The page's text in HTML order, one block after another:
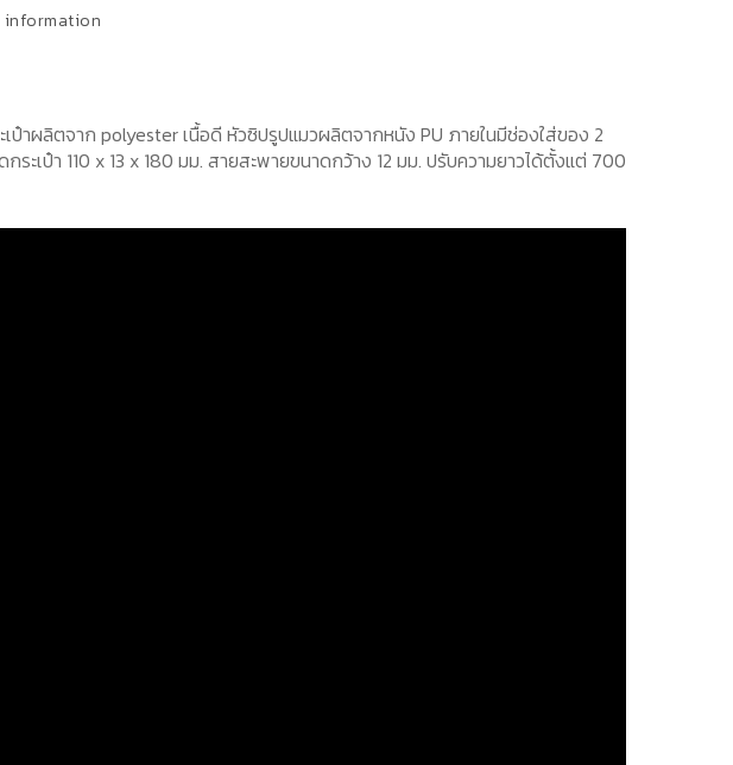
ป๋าผลิตจาก polyester เนื้อดี หัวซิปรูปแมวผลิตจากหนัง PU ภายในมีช่องใส่ของ 2
เป๋า 110 x 13 x 180 มม. สายสะพายขนาดกว้าง 12 มม. ปรับความยาวได้ตั้งแต่ 700